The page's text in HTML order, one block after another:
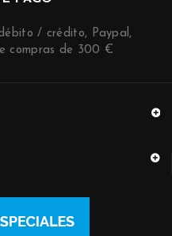
/ crédito, Paypal,
compras de 300 €